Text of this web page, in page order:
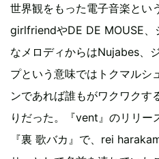
世界観をもった電子音楽とい
girlfriendやDE DE MOUSE、
なメロディからはNujabes、
プという意味ではトクマルシ
ンであれば誰もがワクワクす
りだった。『vent』のリリー
『裏 歌バカ』で、rei